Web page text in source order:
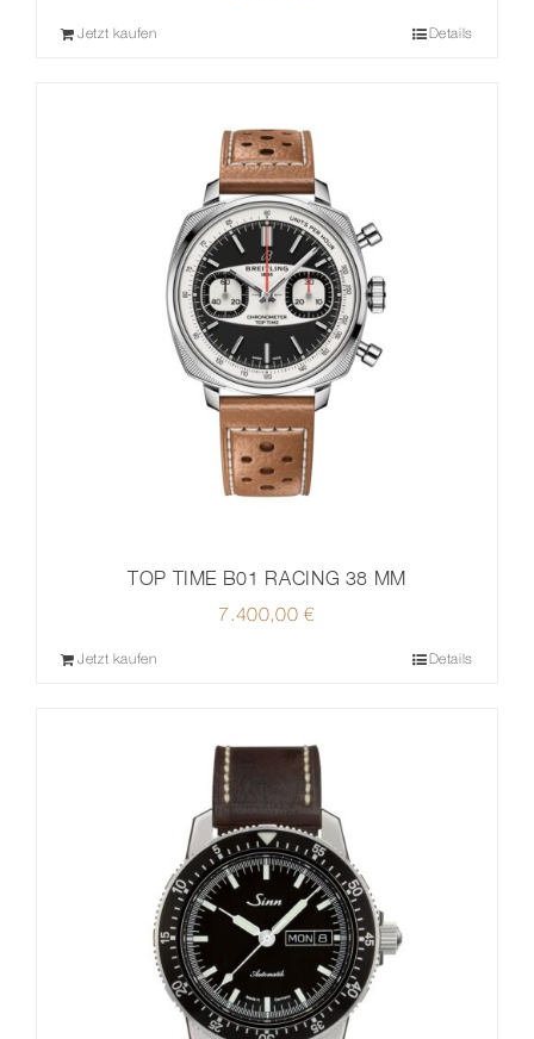
Jetzt kaufen Details
TOP TIME B01 RACING 38 MM
7.400,00€
Jetzt kaufen Details